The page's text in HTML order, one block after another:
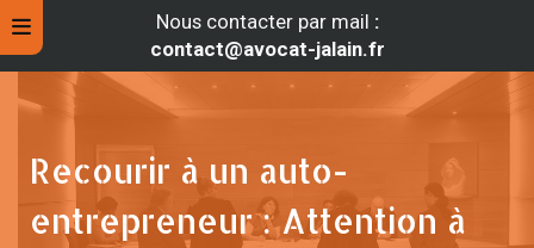
Nous contacter par mail :
contact@avocat-jalain.fr
Recourir à un auto-
entrepreneur : Attention à